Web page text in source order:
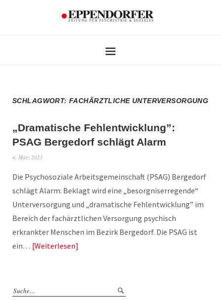
SCHLAGWORT:FACHÄRZTLICHE UNTERVERSORGUNG
„Dramatische Fehlentwicklung”:
PSAG Bergedorf schlägt Alarm
4. März 2021
Die Psychosoziale Arbeitsgemeinschaft (PSAG) Bergedorf
schlägt Alarm: Beklagt wird eine „besorgniserregende“
Unterversorgung und „dramatische Fehlentwicklung” im
Bereich der fachärztlichen Versorgung psychisch
erkrankter Menschen im Bezirk Bergedorf. Die PSAG ist
ein… Weiterlesen